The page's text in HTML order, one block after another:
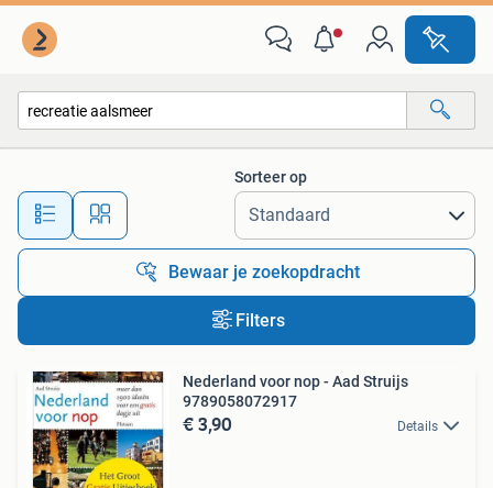
Alle afstanden…
Sorteer op
Bewaar je zoekopdracht
Filters
Nederland voor nop - Aad Struijs
9789058072917
€ 3,90 Details